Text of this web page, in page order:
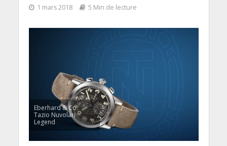
1 mars 2018 5 Min de lecture
Eberhard & Co.
Tazio Nuvolari
Legend